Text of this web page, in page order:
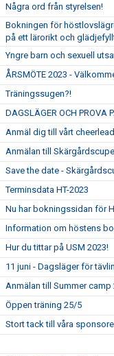
Några ord från styrelsen!
Bokningen för
på ett lärorikt och
Yngre barn och sexuell
ÅRSMÖTE 2023 -
Träningssugen?!
DAGSLÄGER OCH PROVA
Anmäl dig till vårt
Anmälan till
Save the date -
Terminsdata HT-2023
Nu har bokningssidan för
Information om höstens
Hur du tittar på USM 2023!
11 juni - Dagsläger för
Anmälan till Summer camp
Öppen träning 25/5
Stort tack till våra